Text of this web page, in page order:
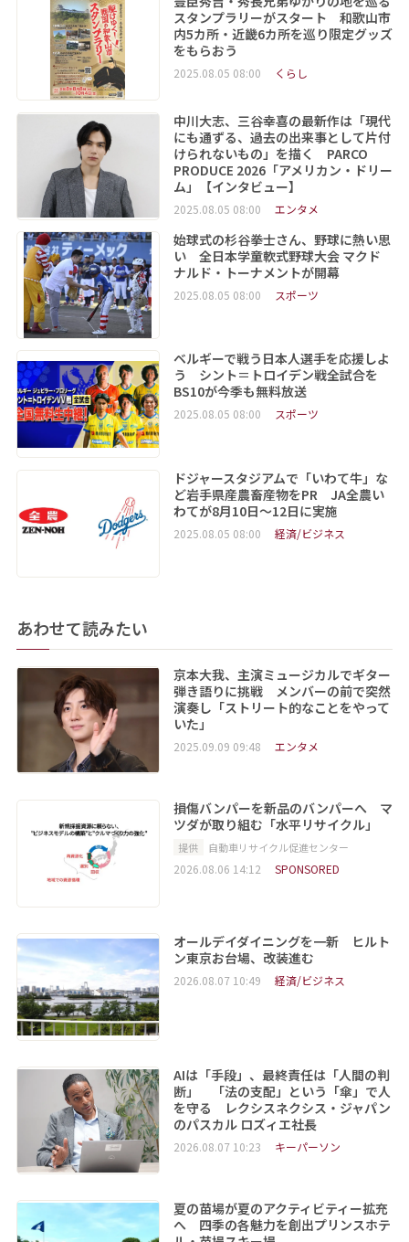
スタンプラリーがスタート 和歌山市
内5カ所・近畿6カ所を巡り限定グッズ
をもらおう
2025.08.05 08:00 くらし
中川大志、三谷幸喜の最新作は「現代
にも通ずる、過去の出来事として片付
けられないもの」を描く PARCO
PRODUCE 2026「アメリカン・ドリー
ム」【インタビュー】
2025.08.05 08:00 エンタメ
始球式の杉谷拳士さん、野球に熱い思
い 全日本学童軟式野球大会 マクド
ナルド・トーナメントが開幕
2025.08.05 08:00 スポーツ
ベルギーで戦う日本人選手を応援しよ
う シント＝トロイデン戦全試合を
BS10が今季も無料放送
2025.08.05 08:00 スポーツ
ドジャースタジアムで「いわて牛」な
ど岩手県産農畜産物をPR JA全農い
わてが8月10日～12日に実施
2025.08.05 08:00 経済/ビジネス
あわせて読みたい
京本大我、主演ミュージカルでギター
弾き語りに挑戦 メンバーの前で突然
演奏し「ストリート的なことをやって
いた」
2025.09.09 09:48 エンタメ
損傷バンパーを新品のバンパーへ マ
ツダが取り組む「水平リサイクル」
提供 自動車リサイクル促進センター
2026.08.06 14:12 SPONSORED
オールデイダイニングを一新 ヒルト
ン東京お台場、改装進む
2026.08.07 10:49 経済/ビジネス
AIは「手段」、最終責任は「人間の判
断」 「法の支配」という「傘」で人
を守る レクシスネクシス・ジャパン
のパスカル ロズィエ社長
2026.08.07 10:23 キーパーソン
夏の苗場が夏のアクティビティー拡充
へ 四季の各魅力を創出プリンスホテ